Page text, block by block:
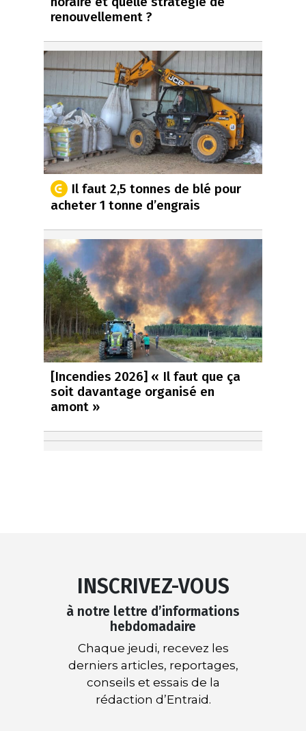
renouvellement ?
Il faut 2,5 tonnes de blé pour
acheter 1 tonne d’engrais
[Incendies 2026] « Il faut que ça
soit davantage organisé en
amont »
INSCRIVEZ-VOUS
à notre lettre d’informations
hebdomadaire
Chaque jeudi, recevez les
derniers articles, reportages,
conseils et essais de la
rédaction d’Entraid.